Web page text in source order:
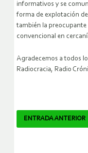
informativos y se
forma de explotación
también la
convencional en
Agradecemos a todos
Radiocracia, Radio
Navegador
ENTRADA ANTERIOR